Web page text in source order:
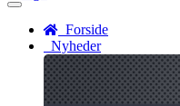
Menu
Forside
Nyheder